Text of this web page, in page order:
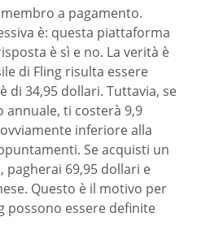
a pagamento.
è: questa piattaforma
è sì e no. La verità è
di Fling risulta essere
di 34,95 dollari. Tuttavia, se
ti costerà 9,9
inferiore alla
Se acquisti un
pagherai 69,95 dollari e
Questo è il motivo per
possono essere definite